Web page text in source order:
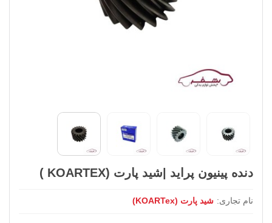
دنده پینیون پراید |شید پارت (KOARTEX )
نام تجاری: شید پارت (KOARTex)